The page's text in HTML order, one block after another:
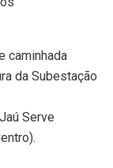
caminhada
da Subestação
Serve